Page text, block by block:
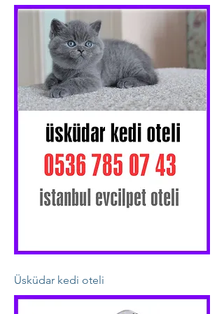
Üsküdar kedi oteli